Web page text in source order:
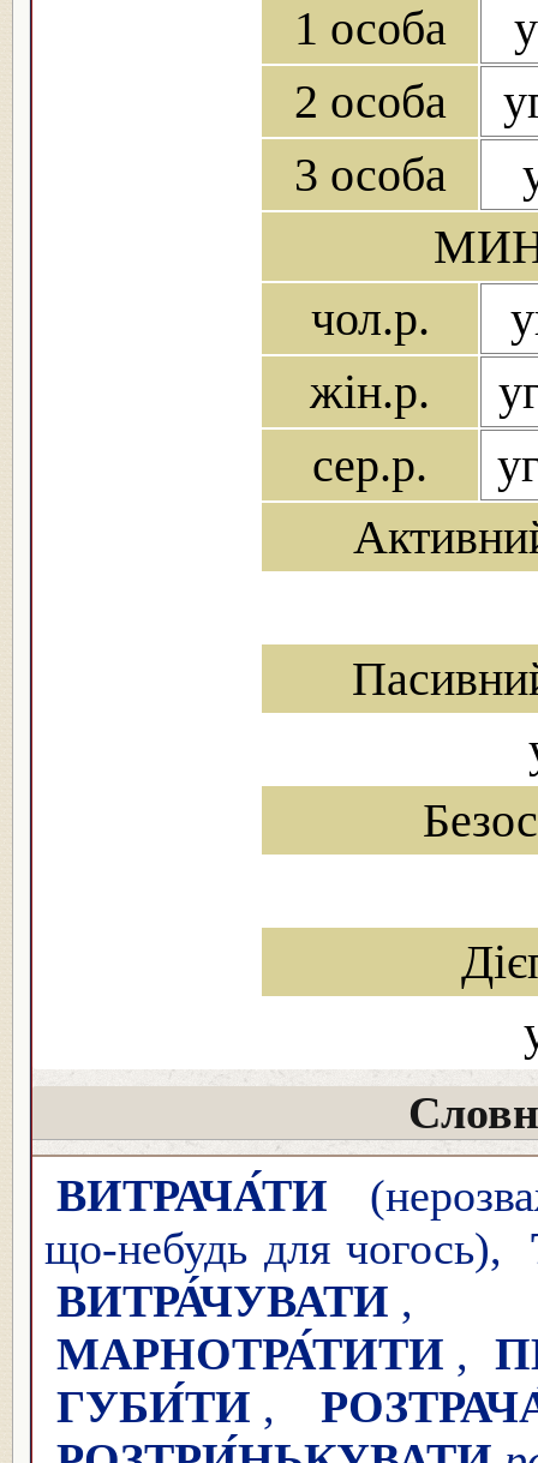
1 особа
2 особа
3 особа
чол.р.
жін.р.
сер.р.
ВИТРАЧА́ТИ
що-небудь для чогось),
ВИТРА́ЧУВАТИ
МАРНОТРА́ТИТИ ,
ГУБИ́ТИ ,